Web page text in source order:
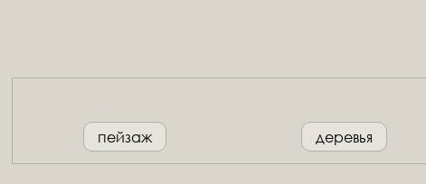
пейзаж деревья